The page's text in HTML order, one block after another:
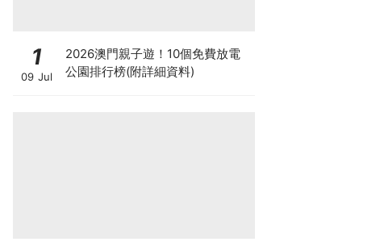
1
09 Jul
2026澳門親子遊！10個免費放電
公園排行榜(附詳細資料)